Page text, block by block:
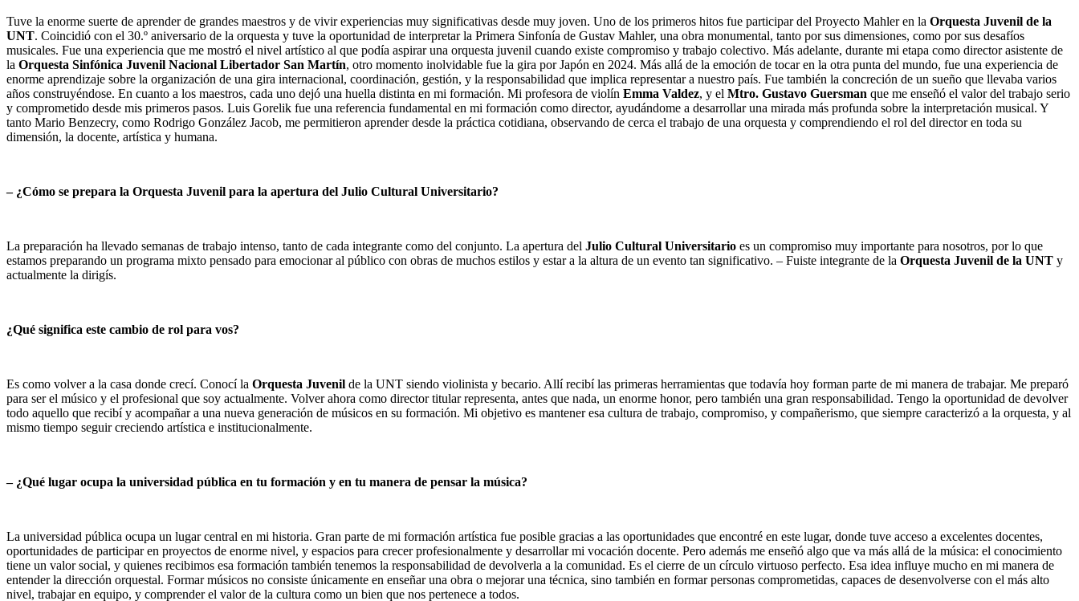
Tuve la enorme suerte de aprender de grandes maestros y de vivir experiencias muy significativas desde muy joven. Uno de los primeros hitos fue participar del Proyecto Mahler en la Orquesta Juvenil de la
UNT. Coincidió con el 30.º aniversario de la orquesta y tuve la oportunidad de interpretar la Primera Sinfonía de Gustav Mahler, una obra monumental, tanto por sus dimensiones, como por sus desafíos
musicales. Fue una experiencia que me mostró el nivel artístico al que podía aspirar una orquesta juvenil cuando existe compromiso y trabajo colectivo. Más adelante, durante mi etapa como director asistente de
la Orquesta Sinfónica Juvenil Nacional Libertador San Martín, otro momento inolvidable fue la gira por Japón en 2024. Más allá de la emoción de tocar en la otra punta del mundo, fue una experiencia de
enorme aprendizaje sobre la organización de una gira internacional, coordinación, gestión, y la responsabilidad que implica representar a nuestro país. Fue también la concreción de un sueño que llevaba varios
años construyéndose. En cuanto a los maestros, cada uno dejó una huella distinta en mi formación. Mi profesora de violín Emma Valdez, y el Mtro. Gustavo Guersman que me enseñó el valor del trabajo serio
y comprometido desde mis primeros pasos. Luis Gorelik fue una referencia fundamental en mi formación como director, ayudándome a desarrollar una mirada más profunda sobre la interpretación musical. Y
tanto Mario Benzecry, como Rodrigo González Jacob, me permitieron aprender desde la práctica cotidiana, observando de cerca el trabajo de una orquesta y comprendiendo el rol del director en toda su
dimensión, la docente, artística y humana.
– ¿Cómo se prepara la Orquesta Juvenil para la apertura del Julio Cultural Universitario?
La preparación ha llevado semanas de trabajo intenso, tanto de cada integrante como del conjunto. La apertura del Julio Cultural Universitario es un compromiso muy importante para nosotros, por lo que
estamos preparando un programa mixto pensado para emocionar al público con obras de muchos estilos y estar a la altura de un evento tan significativo. – Fuiste integrante de la Orquesta Juvenil de la UNT y
actualmente la dirigís.
¿Qué significa este cambio de rol para vos?
Es como volver a la casa donde crecí. Conocí la Orquesta Juvenil de la UNT siendo violinista y becario. Allí recibí las primeras herramientas que todavía hoy forman parte de mi manera de trabajar. Me preparó
para ser el músico y el profesional que soy actualmente. Volver ahora como director titular representa, antes que nada, un enorme honor, pero también una gran responsabilidad. Tengo la oportunidad de devolver
todo aquello que recibí y acompañar a una nueva generación de músicos en su formación. Mi objetivo es mantener esa cultura de trabajo, compromiso, y compañerismo, que siempre caracterizó a la orquesta, y al
mismo tiempo seguir creciendo artística e institucionalmente.
– ¿Qué lugar ocupa la universidad pública en tu formación y en tu manera de pensar la música?
La universidad pública ocupa un lugar central en mi historia. Gran parte de mi formación artística fue posible gracias a las oportunidades que encontré en este lugar, donde tuve acceso a excelentes docentes,
oportunidades de participar en proyectos de enorme nivel, y espacios para crecer profesionalmente y desarrollar mi vocación docente. Pero además me enseñó algo que va más allá de la música: el conocimiento
tiene un valor social, y quienes recibimos esa formación también tenemos la responsabilidad de devolverla a la comunidad. Es el cierre de un círculo virtuoso perfecto. Esa idea influye mucho en mi manera de
entender la dirección orquestal. Formar músicos no consiste únicamente en enseñar una obra o mejorar una técnica, sino también en formar personas comprometidas, capaces de desenvolverse con el más alto
nivel, trabajar en equipo, y comprender el valor de la cultura como un bien que nos pertenece a todos.